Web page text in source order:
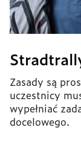
Zasady są
uczestnicy
wypełniać
docelowego.